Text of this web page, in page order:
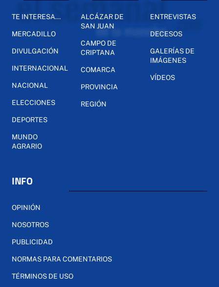
TE INTERESA...
MERCADILLO
DIVULGACIÓN
INTERNACIONAL
NACIONAL
ELECCIONES
DEPORTES
MUNDO
AGRARIO
ALCÁZAR DE
SAN JUAN
CAMPO DE
CRIPTANA
COMARCA
PROVINCIA
REGIÓN
ENTREVISTAS
DECESOS
GALERÍAS DE
IMÁGENES
VÍDEOS
INFO
OPINIÓN
NOSOTROS
PUBLICIDAD
NORMAS PARA COMENTARIOS
TÉRMINOS DE USO